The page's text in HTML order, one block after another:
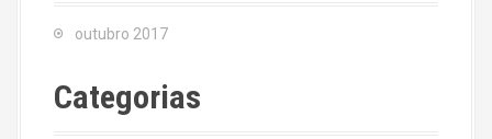
outubro 2017
Categorias